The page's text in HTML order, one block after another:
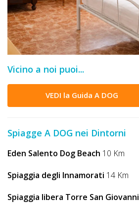
OFFERTE
A
DOG
INFO
DOG
CHIEDI
CODICE
Vicino a noi puoi...
VEDI la Guida A DOG
Spiagge A DOG nei Dintorni
Eden Salento Dog Beach 10 Km
Spiaggia degli Innamorati 14 Km
Spiaggia libera Torre San Giovanni